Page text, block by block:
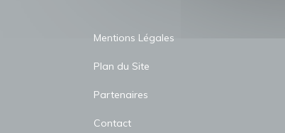
Mentions Légales
Plan du Site
Partenaires
Contact